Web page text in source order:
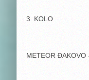
3. KOLO
METEOR ĐAKOVO